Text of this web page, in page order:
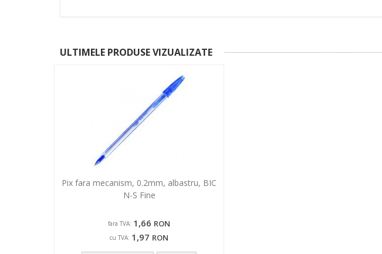
ULTIMELE PRODUSE VIZUALIZATE
Pix fara mecanism, 0.2mm, albastru, BIC
N-S Fine
fara TVA: 1,66 RON
cu TVA: 1,97 RON